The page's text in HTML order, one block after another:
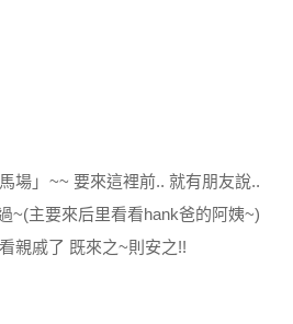
場」~~ 要來這裡前.. 就有朋友說..
~(主要來后里看看hank爸的阿姨~)
親戚了 既來之~則安之!!